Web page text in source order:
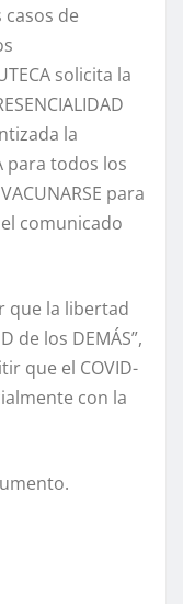
de
solicita la
la
para todos los
para
comunicado
que la libertad
de los DEMÁS”,
que el COVID-
con la